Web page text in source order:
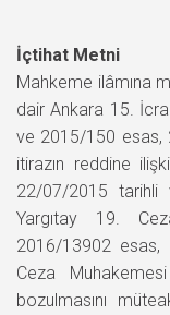
İçtihat Metni
Mahkeme ilâmına
dair Ankara 15.
ve 2015/150 esas,
itirazın reddine
22/07/2015 tarihli
Yargıtay 19.
2016/13902 esas,
Ceza
bozulmasını